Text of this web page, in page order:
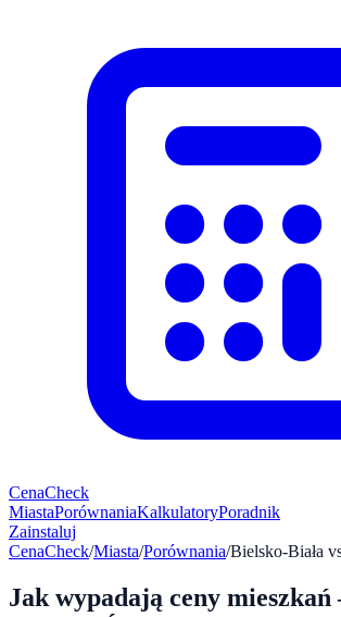
CenaCheck
MiastaPorównaniaKalkulatoryPoradnik
Zainstaluj
CenaCheck/Miasta/Porównania/Bielsko-Biała
Jak wypadają ceny